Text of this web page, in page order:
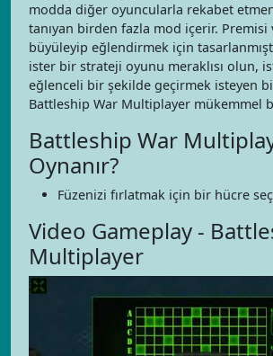
modda diğer oyuncularla rekabet
tanıyan birden fazla mod içerir. Premisi
büyüleyip eğlendirmek için
ister bir strateji oyunu meraklısı olun,
eğlenceli bir şekilde geçirmek isteyen
Battleship War Multiplayer mükemmel
Battleship War
Oynanır?
Füzenizi fırlatmak için bir hücre
Video Gameplay -
Multiplayer